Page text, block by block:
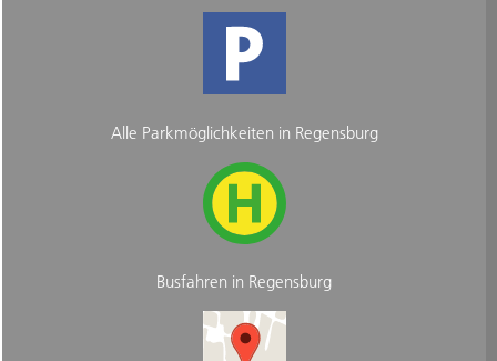
Alle Parkmöglichkeiten in Regensburg
Busfahren in Regensburg